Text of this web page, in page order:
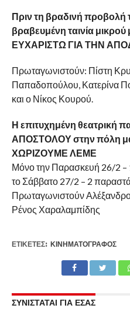
Πριν τη βραδινή προβολή
βραβευμένη ταινία
ΕΥΧΑΡΙΣΤΩ ΓΙΑ ΤΗΝ
Πρωταγωνιστούν: Πίστη
Παπαδοπούλου, Κατερίνα
και ο Νίκος Κουρού.
Η επιτυχημένη θεατρική
ΑΠΟΣΤΟΛΟΥ στην πόλη
ΧΩΡΙΖΟΥΜΕ ΛΕΜΕ
Μόνο την Παρασκευή 26/2 –
το Σάββατο 27/2 – 2
Πρωταγωνιστούν
Ρένος Χαραλαμπίδης
ΕΤΙΚΕΤΕΣ: ΚΙΝΗΜΑΤΟΓΡΆΦΟΣ
ΣΥΝΙΣΤΑΤΑΙ ΓΙΑ ΕΣΑΣ